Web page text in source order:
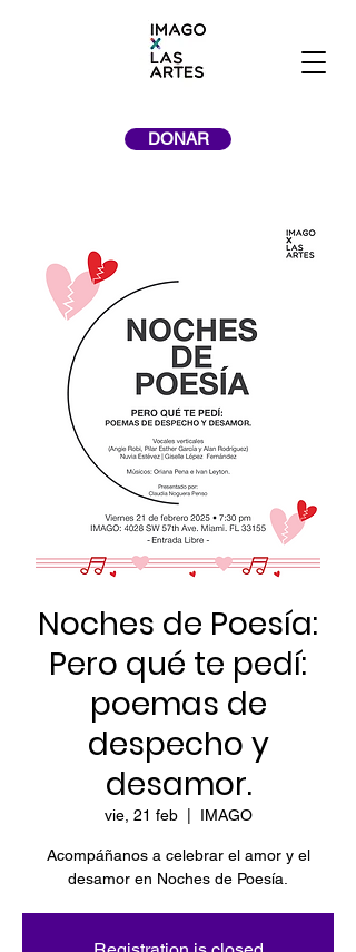
DONAR
Noches de Poesía:
Pero qué te pedí:
poemas de
despecho y
desamor.
vie, 21 feb
  |
IMAGO
Acompáñanos a celebrar el amor y el
desamor en Noches de Poesía.